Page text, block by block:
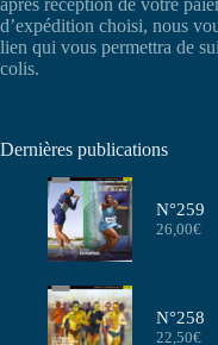
d’expédition choisi, nous
lien qui vous permettra de
colis.
Dernières publications
N°259
26,00€
N°258
22,50€